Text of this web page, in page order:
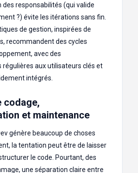
des responsabilités (qui valide
?) évite les itérations sans fin.
de gestion, inspirées de
recommandent des cycles
avec des
aux utilisateurs clés et
intégrés.
codage,
et maintenance
génère beaucoup de choses
la tentation peut être de laisser
le code. Pourtant, des
une séparation claire entre